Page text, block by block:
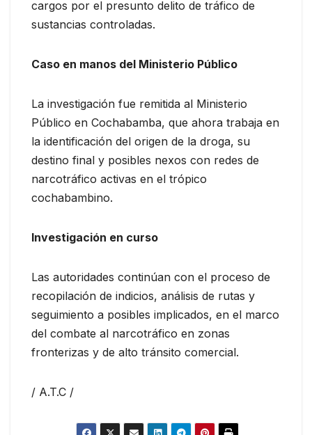
cargos por el presunto delito de tráfico de
sustancias controladas.
Caso en manos del Ministerio Público
La investigación fue remitida al Ministerio
Público en Cochabamba, que ahora trabaja en
la identificación del origen de la droga, su
destino final y posibles nexos con redes de
narcotráfico activas en el trópico
cochabambino.
Investigación en curso
Las autoridades continúan con el proceso de
recopilación de indicios, análisis de rutas y
seguimiento a posibles implicados, en el marco
del combate al narcotráfico en zonas
fronterizas y de alto tránsito comercial.
/ A.T.C /